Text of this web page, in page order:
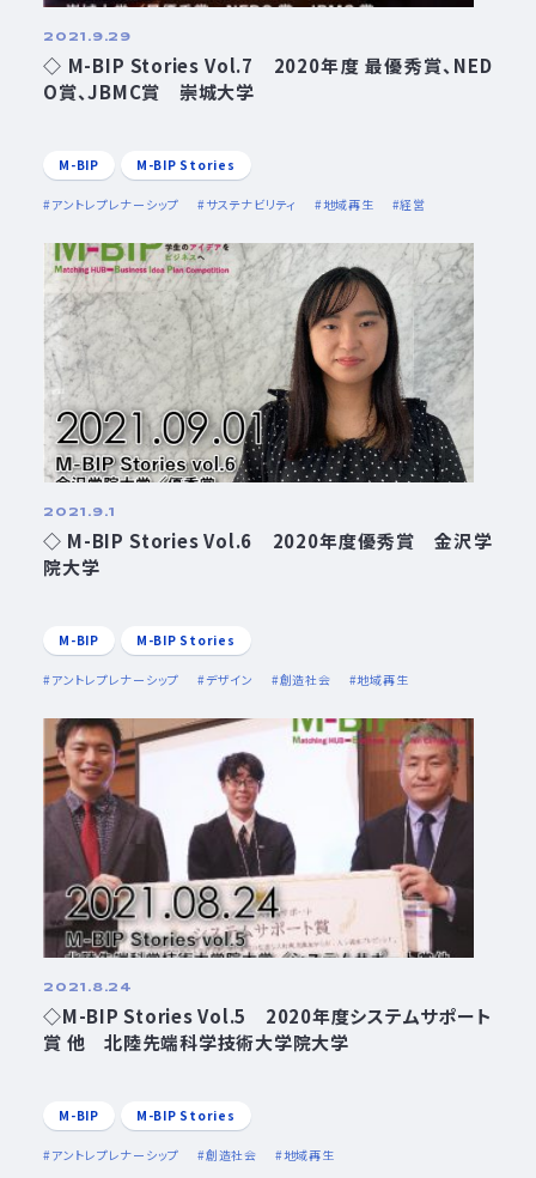
2021.9.29
◇ M-BIP Stories Vol.7 2020年度 最優秀賞、NED
O賞、JBMC賞 崇城大学
M-BIP M-BIP Stories
アントレプレナーシップ サステナビリティ 地域再生 経営
2021.9.1
◇ M-BIP Stories Vol.6 2020年度優秀賞 金沢学
院大学
M-BIP M-BIP Stories
アントレプレナーシップ デザイン 創造社会 地域再生
2021.8.24
◇M-BIP Stories Vol.5 2020年度システムサポート
賞 他 北陸先端科学技術大学院大学
M-BIP M-BIP Stories
アントレプレナーシップ 創造社会 地域再生